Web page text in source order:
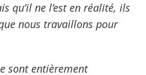
qu’il ne l’est en réalité, ils
nous travaillons pour
sont entièrement